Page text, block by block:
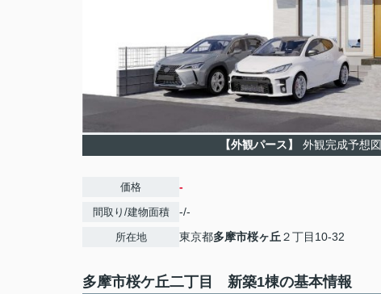
【外観パース】 外観完成予想図
価格 -
間取り/建物面積 -/-
所在地 東京都多摩市桜ヶ丘 ２丁目10-32
多摩市桜ケ丘二丁目 新築1棟の基本情報